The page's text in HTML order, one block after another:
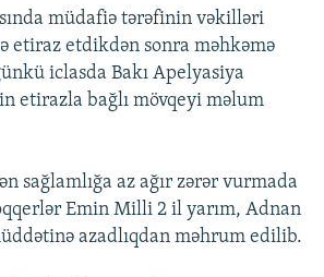
KITABXANASI
STANDARTLARIMIZ
ISTIFADƏ
TELEFONUNUZDA
müdafiə tərəfinin vəkilləri
etiraz etdikdən sonra məhkəmə
iclasda Bakı Apelyasiya
etirazla bağlı mövqeyi məlum
sağlamlığa az ağır zərər vurmada
Emin Milli 2 il yarım, Adnan
azadlıqdan məhrum edilib.